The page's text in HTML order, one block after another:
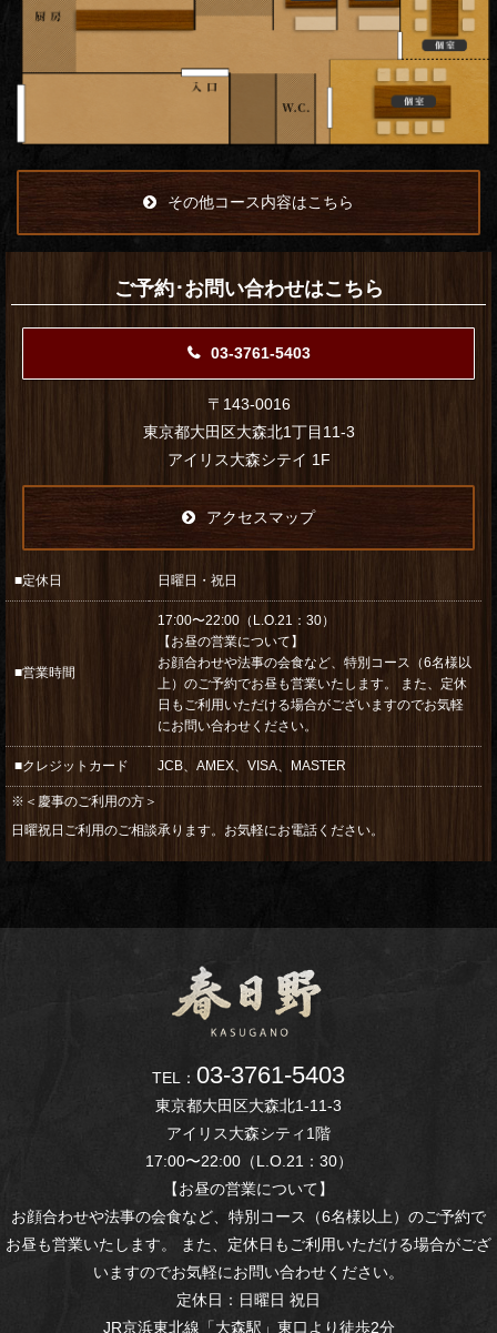
その他コース内容はこちら
ご予約･お問い合わせはこちら
03-3761-5403
〒143-0016
東京都大田区大森北1丁目11-3
アイリス大森シテイ 1F
アクセスマップ
■定休日 日曜日・祝日
■営業時間
17:00〜22:00（L.O.21：30）
【お昼の営業について】
お顔合わせや法事の会食など、特別コース（6名様以
上）のご予約でお昼も営業いたします。 また、定休
日もご利用いただける場合がございますのでお気軽
にお問い合わせください。
■クレジットカード JCB、AMEX、VISA、MASTER
※＜慶事のご利用の方＞
日曜祝日ご利用のご相談承ります。お気軽にお電話ください。
TEL： 03-3761-5403
東京都大田区大森北1-11-3
アイリス大森シティ1階
17:00〜22:00（L.O.21：30）
【お昼の営業について】
お顔合わせや法事の会食など、特別コース（6名様以上）のご予約で
お昼も営業いたします。 また、定休日もご利用いただける場合がござ
いますのでお気軽にお問い合わせください。
定休日：日曜日 祝日
JR京浜東北線「大森駅」東口より徒歩2分